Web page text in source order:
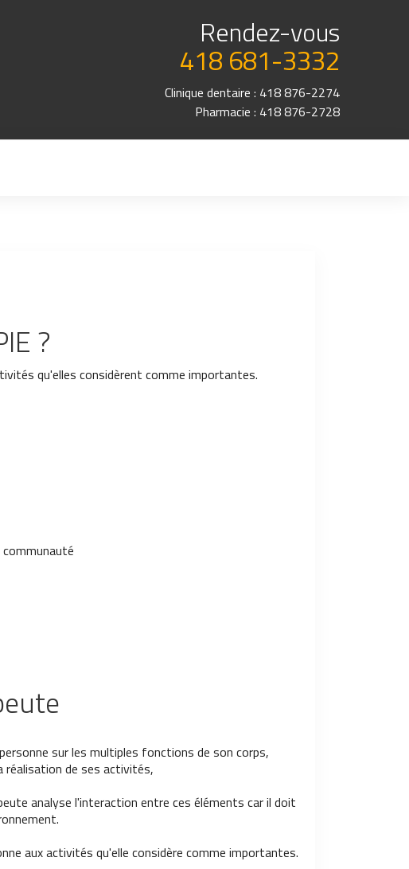
Rendez-vous
418 681-3332
Clinique dentaire : 418 876-2274
Pharmacie : 418 876-2728
?
qu'elles considèrent comme importantes.
sur les multiples fonctions de son corps,
de ses activités,
analyse l'interaction entre ces éléments car il doit
aux activités qu'elle considère comme importantes.